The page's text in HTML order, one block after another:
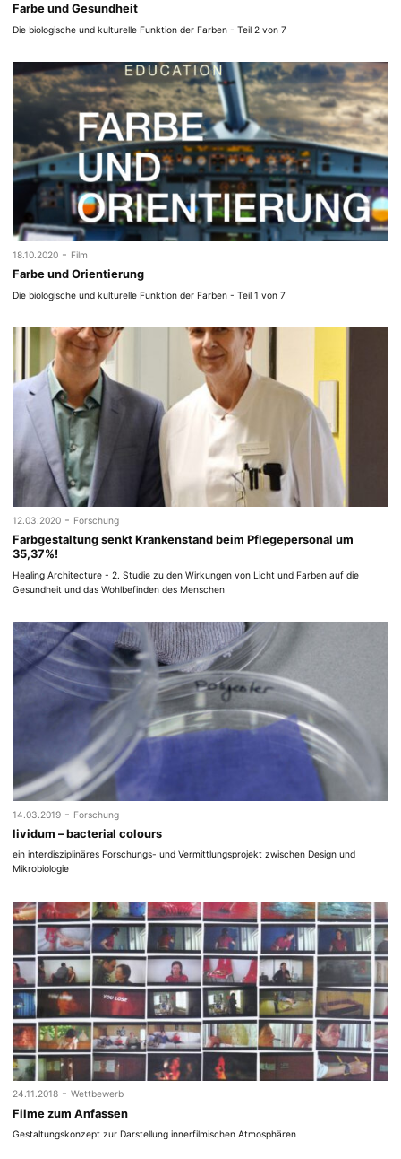
Farbe und Gesundheit
Die biologische und kulturelle Funktion der Farben - Teil 2 von 7
18.10.2020 - Film
Farbe und Orientierung
Die biologische und kulturelle Funktion der Farben - Teil 1 von 7
12.03.2020 - Forschung
Farbgestaltung senkt Krankenstand beim Pflegepersonal um
35,37%!
Healing Architecture - 2. Studie zu den Wirkungen von Licht und Farben auf die
Gesundheit und das Wohlbefinden des Menschen
14.03.2019 - Forschung
lividum – bacterial colours
ein interdisziplinäres Forschungs- und Vermittlungsprojekt zwischen Design und
Mikrobiologie
24.11.2018 - Wettbewerb
Filme zum Anfassen
Gestaltungskonzept zur Darstellung innerfilmischen Atmosphären